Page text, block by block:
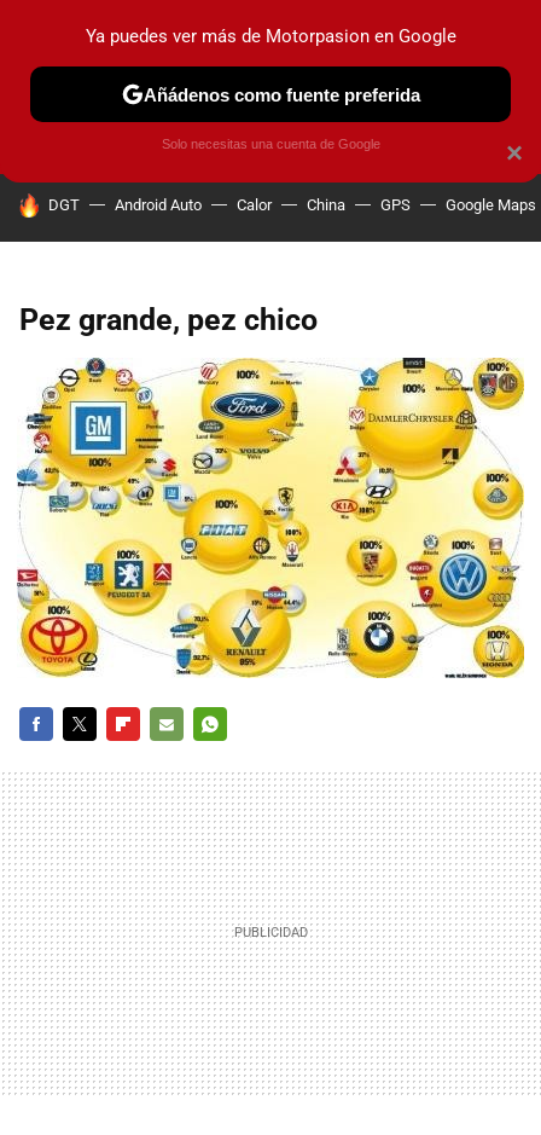
PRUEBAS COCHES ELÉCTRICOS OBSERVATORIO
HOY SE HABLA DE
DGT Android Auto Calor China GPS Google Maps
Pez grande, pez chico
MAIL
×
Ya puedes ver más de Motorpasion en Google
Añádenos como fuente preferida
Solo necesitas una cuenta de Google